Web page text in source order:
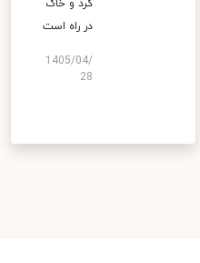
گرد و خاک
در راه است
1405/04/
28